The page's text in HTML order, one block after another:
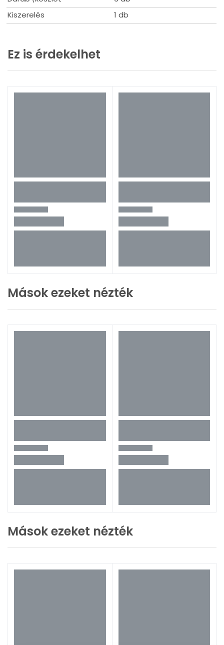
Alkalmazás: fa
Kiszerelés
1 db
Ez is érdekelhet
Mások ezeket nézték
Mások ezeket nézték